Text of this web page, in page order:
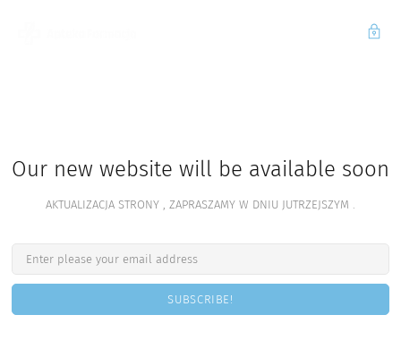
Our new website will be available soon
AKTUALIZACJA STRONY , ZAPRASZAMY W DNIU JUTRZEJSZYM .
SUBSCRIBE!